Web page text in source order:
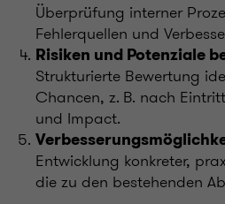
Überprüfung interner
Fehlerquellen und
Risiken und Potenziale
Strukturierte Bewertung
Chancen, z. B. nach
und Impact.
Entwicklung konkreter,
die zu den bestehenden